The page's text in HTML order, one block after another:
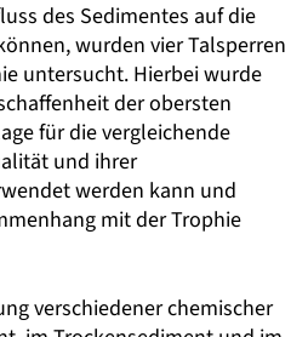
des Sedimentes auf die
wurden vier Talsperren
untersucht. Hierbei wurde
der obersten
für die vergleichende
und ihrer
werden kann und
mit der Trophie
verschiedener chemischer